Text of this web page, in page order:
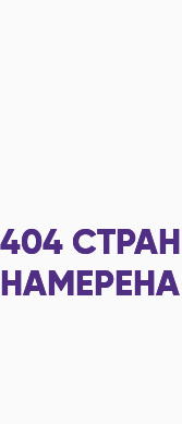
404
НАМЕРЕНА